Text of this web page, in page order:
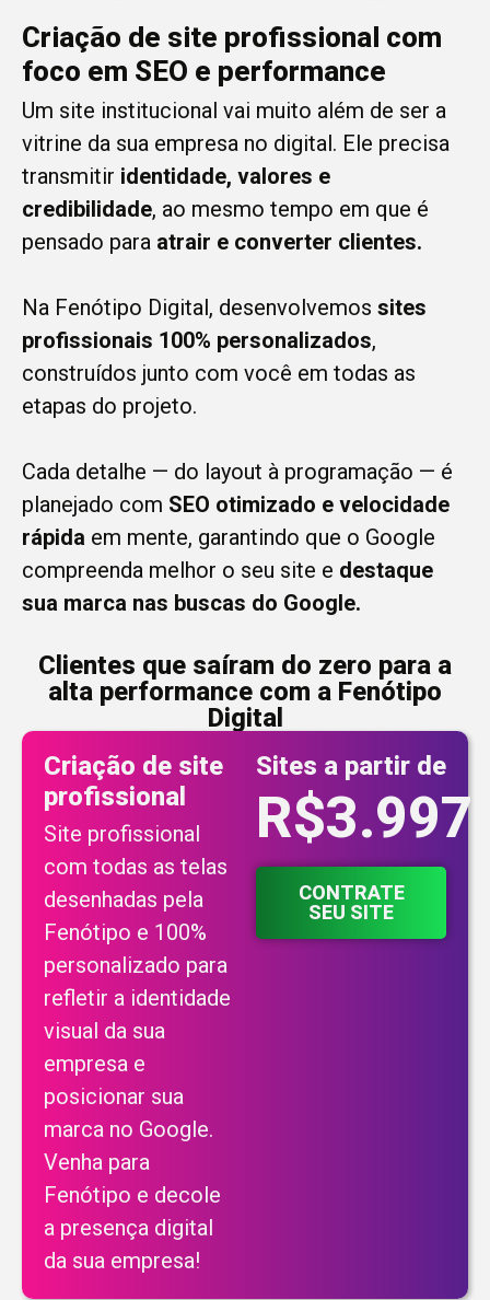
Criação de site profissional com
foco em SEO e performance
Um site institucional vai muito além de ser a
vitrine da sua empresa no digital. Ele precisa
transmitir identidade, valores e
credibilidade, ao mesmo tempo em que é
pensado para atrair e converter clientes.
Na Fenótipo Digital, desenvolvemos sites
profissionais 100% personalizados,
construídos junto com você em todas as
etapas do projeto.
Cada detalhe — do layout à programação — é
planejado com SEO otimizado e velocidade
rápida em mente, garantindo que o Google
compreenda melhor o seu site e destaque
sua marca nas buscas do Google.
Clientes que saíram do zero para a
alta performance com a Fenótipo
Digital
Criação de site
profissional
Site profissional
com todas as telas
desenhadas pela
Fenótipo e 100%
personalizado para
refletir a identidade
visual da sua
empresa e
posicionar sua
marca no Google.
Venha para
Fenótipo e decole
a presença digital
da sua empresa!
Sites a partir de
CONTRATE
SEU SITE